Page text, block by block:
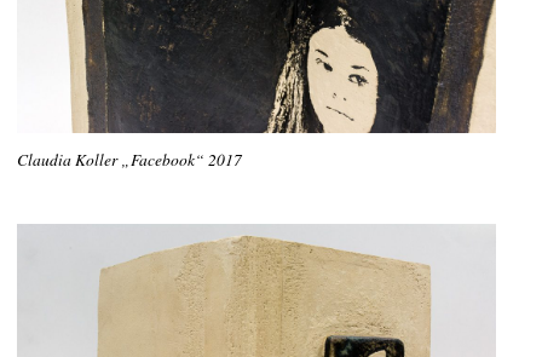
Claudia Koller „Facebook“ 2017